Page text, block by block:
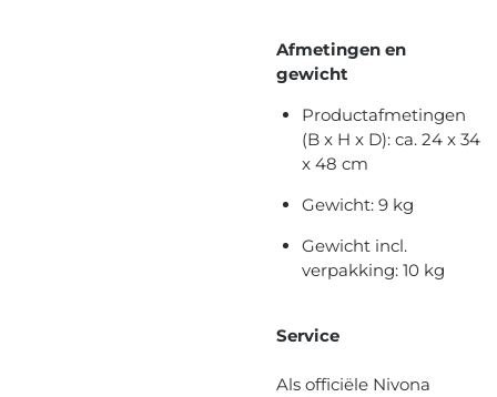
Afmetingen en
gewicht
Productafmetingen
(B x H x D): ca. 24 x 34
x 48 cm
Gewicht: 9 kg
Gewicht incl.
verpakking: 10 kg
Service
Als officiële Nivona